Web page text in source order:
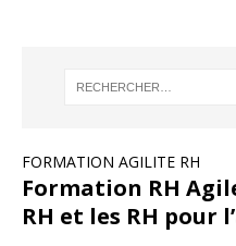
FORMATION AGILITE RH
Formation RH
RH et les RH pour